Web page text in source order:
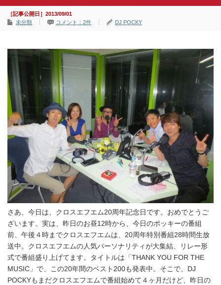
［記事公開日］2013/09/01
未分類
コメント：2件 DJ POCKY
さあ、今日は、クロスエフエム20周年記念日です。おめでとうご
ざいます。実は、昨日のお昼12時から、今日のポッキーの番組
前、午後４時までクロスエフエムは、20周年特別番組28時間生放
送中。クロスエフエムの人気パーソナリティが大集結、リレー形
式で番組盛り上げてます。タイトルは「THANK YOU FOR THE
MUSIC」で、この20年間のベスト200も発表中。そこで、DJ
POCKYもまだクロスエフエムで番組始めて４ヶ月だけど、昨日の